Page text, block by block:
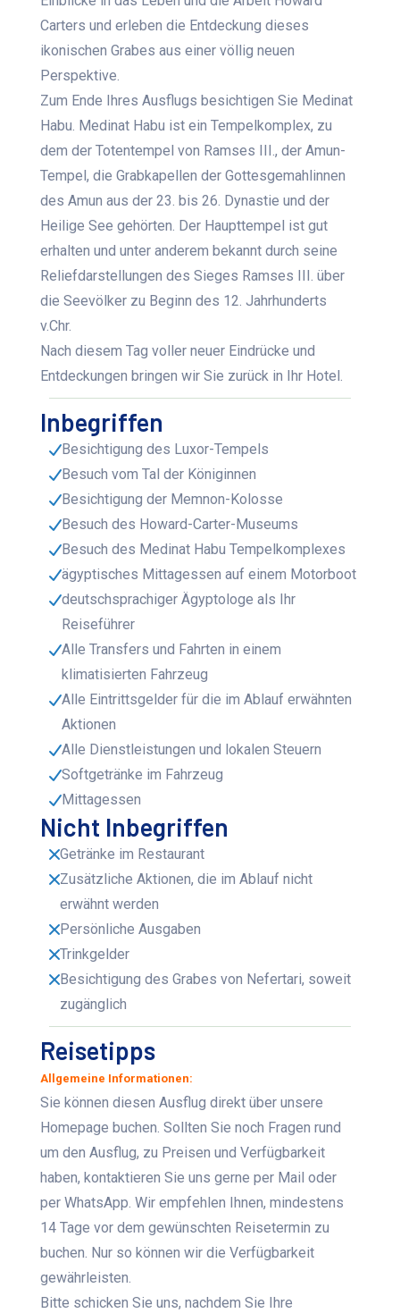
Carters und erleben die Entdeckung dieses
ikonischen Grabes aus einer völlig neuen
Perspektive.
Zum Ende Ihres Ausflugs besichtigen Sie Medinat
Habu. Medinat Habu ist ein Tempelkomplex, zu
dem der Totentempel von Ramses III., der Amun-
Tempel, die Grabkapellen der Gottesgemahlinnen
des Amun aus der 23. bis 26. Dynastie und der
Heilige See gehörten. Der Haupttempel ist gut
erhalten und unter anderem bekannt durch seine
Reliefdarstellungen des Sieges Ramses III. über
die Seevölker zu Beginn des 12. Jahrhunderts
v.Chr.
Nach diesem Tag voller neuer Eindrücke und
Entdeckungen bringen wir Sie zurück in Ihr Hotel.
Inbegriffen
Besichtigung des Luxor-Tempels
Besuch vom Tal der Königinnen
Besichtigung der Memnon-Kolosse
Besuch des Howard-Carter-Museums
Besuch des Medinat Habu Tempelkomplexes
ägyptisches Mittagessen auf einem Motorboot
deutschsprachiger Ägyptologe als Ihr
Reiseführer
Alle Transfers und Fahrten in einem
klimatisierten Fahrzeug
Alle Eintrittsgelder für die im Ablauf erwähnten
Aktionen
Alle Dienstleistungen und lokalen Steuern
Softgetränke im Fahrzeug
Mittagessen
Nicht Inbegriffen
Getränke im Restaurant
Zusätzliche Aktionen, die im Ablauf nicht
erwähnt werden
Persönliche Ausgaben
Trinkgelder
Besichtigung des Grabes von Nefertari, soweit
zugänglich
Reisetipps
Allgemeine Informationen:
Sie können diesen Ausflug direkt über unsere
Homepage buchen. Sollten Sie noch Fragen rund
um den Ausflug, zu Preisen und Verfügbarkeit
haben, kontaktieren Sie uns gerne per Mail oder
per WhatsApp. Wir empfehlen Ihnen, mindestens
14 Tage vor dem gewünschten Reisetermin zu
buchen. Nur so können wir die Verfügbarkeit
gewährleisten.
Bitte schicken Sie uns, nachdem Sie Ihre